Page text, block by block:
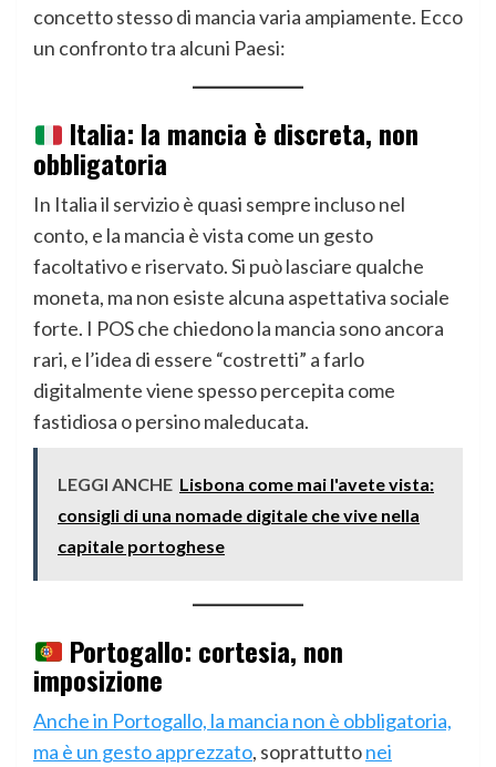
concetto stesso di mancia varia ampiamente. Ecco
un confronto tra alcuni Paesi:
Italia: la mancia è discreta, non
obbligatoria
In Italia il servizio è quasi sempre incluso nel
conto, e la mancia è vista come un gesto
facoltativo e riservato. Si può lasciare qualche
moneta, ma non esiste alcuna aspettativa sociale
forte. I POS che chiedono la mancia sono ancora
rari, e l’idea di essere “costretti” a farlo
digitalmente viene spesso percepita come
fastidiosa o persino maleducata.
LEGGI ANCHE Lisbona come mai l'avete vista:
consigli di una nomade digitale che vive nella
capitale portoghese
Portogallo: cortesia, non
imposizione
Anche in Portogallo, la mancia non è obbligatoria,
ma è un gesto apprezzato, soprattuttonei